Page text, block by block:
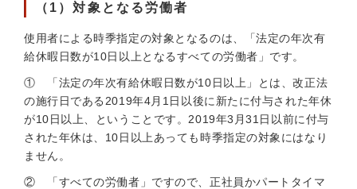
（1）対象となる労働者
使用者による時季指定の対象となるのは、「法定の年次有
給休暇日数が10日以上となるすべての労働者」です。
① 「法定の年次有給休暇日数が10日以上」とは、改正法
の施行日である2019年4月1日以後に新たに付与された年休
が10日以上、ということです。2019年3月31日以前に付与
された年休は、10日以上あっても時季指定の対象にはなり
ません。
② 「すべての労働者」ですので、正社員かパートタイマ